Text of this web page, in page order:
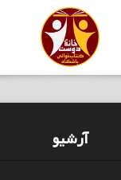
آرشیو